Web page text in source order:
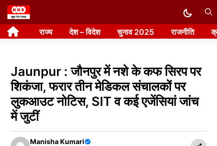
Skip
to
content राज्य देश – विदेश चुनाव 2025 राजनीति
Jaunpur : जौनपुर में नशे के कफ सिरप पर
शिकंजा, फरार तीन मेडिकल संचालकों पर
लुकआउट नोटिस, SIT व कई एजेंसियां जांच
में जुटीं
Manisha Kumari